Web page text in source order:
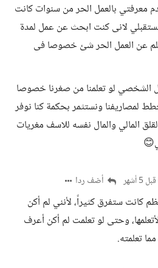
معرفتي بالعمل الحر من سنوات كانت
لانى كنت ابحث عن عمل لمدة
يعلم عن العمل الحر شئ خصوصا فى
الشخصي لو تعلمنا من صغرنا خصوصا
لمصاريفنا ونستثمر بحكمة كنا نوفر
المالي والمال نفسه للاسف مغريات
قبل 5 أشهر أضف ردا
كانت ستفرق كثيراً، لأنني لم أكن
وحتى لو تعلمت لم أكن أعرف
تعلمته.